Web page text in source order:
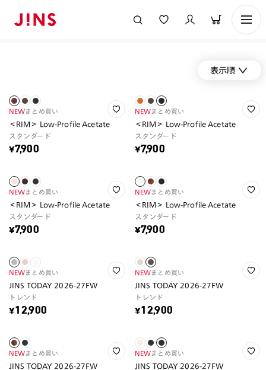
表示順
NEWまとめ買い
＜RIM＞ Low-Profile Acetate
スタンダード
¥7,900
NEWまとめ買い
＜RIM＞ Low-Profile Acetate
スタンダード
¥7,900
NEWまとめ買い
＜RIM＞ Low-Profile Acetate
スタンダード
¥7,900
NEWまとめ買い
＜RIM＞ Low-Profile Acetate
スタンダード
¥7,900
NEWまとめ買い
JINS TODAY 2026-27FW
トレンド
¥12,900
NEWまとめ買い
JINS TODAY 2026-27FW
トレンド
¥12,900
NEWまとめ買い
JINS TODAY 2026-27FW
NEWまとめ買い
JINS TODAY 2026-27FW